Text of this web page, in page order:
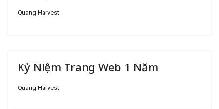
Quang Harvest
Kỷ Niệm Trang Web 1 Năm
Quang Harvest